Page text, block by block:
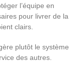
l’équipe en
pour livrer de la
clairs.
plutôt le système
des autres.